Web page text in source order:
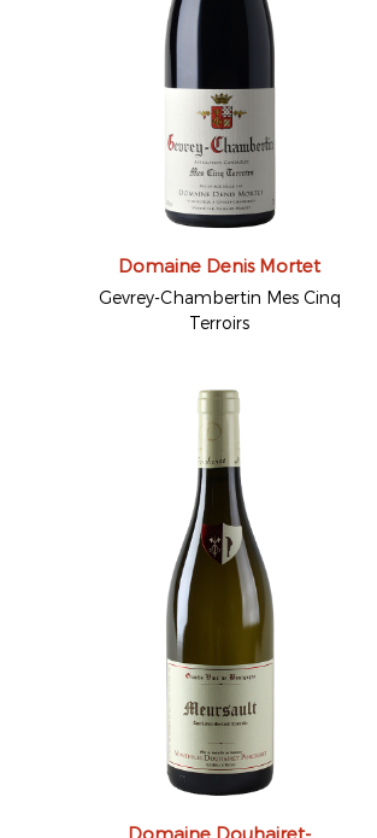
Domaine Denis Mortet
Gevrey-Chambertin Mes Cinq
Terroirs
Domaine Douhairet-